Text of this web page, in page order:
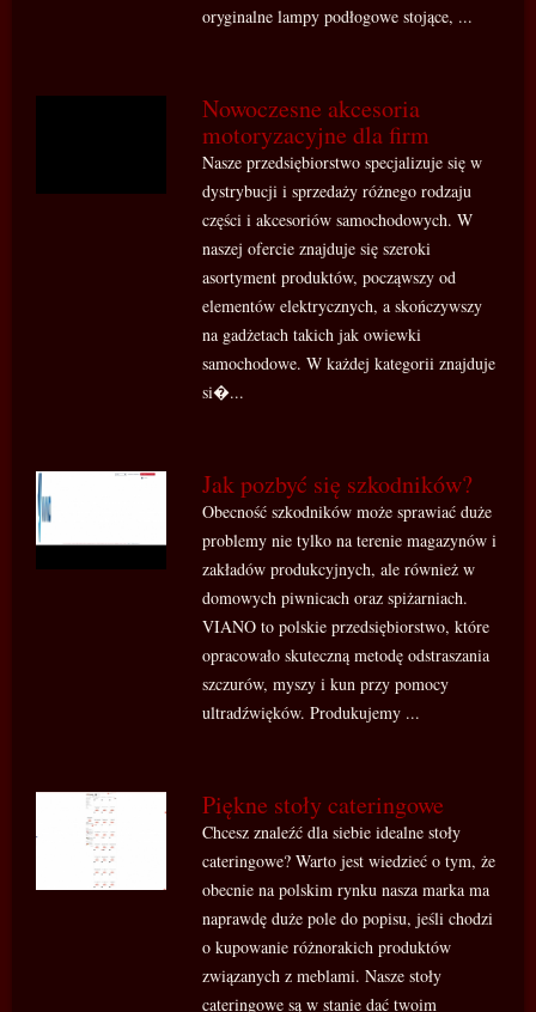
oryginalne lampy podłogowe stojące, ...
Nowoczesne akcesoria
motoryzacyjne dla firm
Nasze przedsiębiorstwo specjalizuje się w
dystrybucji i sprzedaży różnego rodzaju
części i akcesoriów samochodowych. W
naszej ofercie znajduje się szeroki
asortyment produktów, począwszy od
elementów elektrycznych, a skończywszy
na gadżetach takich jak owiewki
samochodowe. W każdej kategorii znajduje
si�...
Jak pozbyć się szkodników?
Obecność szkodników może sprawiać duże
problemy nie tylko na terenie magazynów i
zakładów produkcyjnych, ale również w
domowych piwnicach oraz spiżarniach.
VIANO to polskie przedsiębiorstwo, które
opracowało skuteczną metodę odstraszania
szczurów, myszy i kun przy pomocy
ultradźwięków. Produkujemy ...
Piękne stoły cateringowe
Chcesz znaleźć dla siebie idealne stoły
cateringowe? Warto jest wiedzieć o tym, że
obecnie na polskim rynku nasza marka ma
naprawdę duże pole do popisu, jeśli chodzi
o kupowanie różnorakich produktów
związanych z meblami. Nasze stoły
cateringowe są w stanie dać twoim